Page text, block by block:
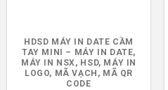
HDSD MÁY IN DATE CẦM
TAY MINI – MÁY IN DATE,
MÁY IN NSX, HSD, MÁY IN
LOGO, MÃ VẠCH, MÃ QR
CODE